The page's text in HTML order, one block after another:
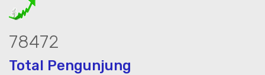
105767
Total Pengunjung